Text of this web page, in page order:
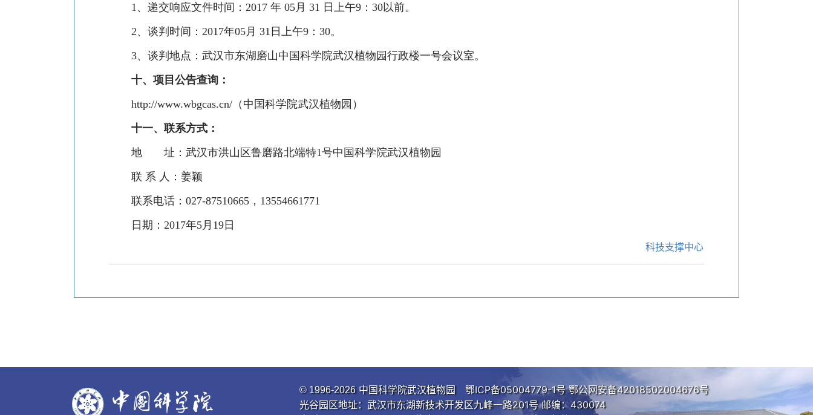
1 、递交响应文件时间： 2017 年 05 月 31 日上午9 ： 30以前。
2、谈判时间： 2017年05 月 31 日上午9 ： 30。
3、谈判地点： 武汉市东湖磨山中国科学院武汉植物园行政楼一号会议室。
十、项目公告查询：
http://www.wbgcas.cn/ （中国科学院武汉植物园）
十一、联系方式：
地 址：武汉市洪山区鲁磨路北端特1号中国科学院武汉植物园
联 系 人：姜颖
联系电话： 027-87510665 ， 13554661771
日期： 2017年5 月 19日
科技支撑中心
© 1996-2026中国科学院武汉植物园鄂ICP备05004779-1号鄂公网安备42018502004676号
光谷园区地址：武汉市东湖新技术开发区九峰一路201号 邮编：430074